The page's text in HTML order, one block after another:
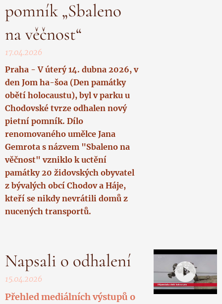
pomník „Sbaleno
na věčnost“
17.04.2026
Praha - V úterý 14. dubna 2026, v
den Jom ha-šoa (Den památky
obětí holocaustu), byl v parku u
Chodovské tvrze odhalen nový
pietní pomník. Dílo
renomovaného umělce Jana
Gemrota s názvem "Sbaleno na
věčnost" vzniklo k uctění
památky 20 židovských obyvatel
z bývalých obcí Chodov a Háje,
kteří se nikdy nevrátili domů z
nucených transportů.
Napsali o odhalení
15.04.2026
Přehled mediálních výstupů o